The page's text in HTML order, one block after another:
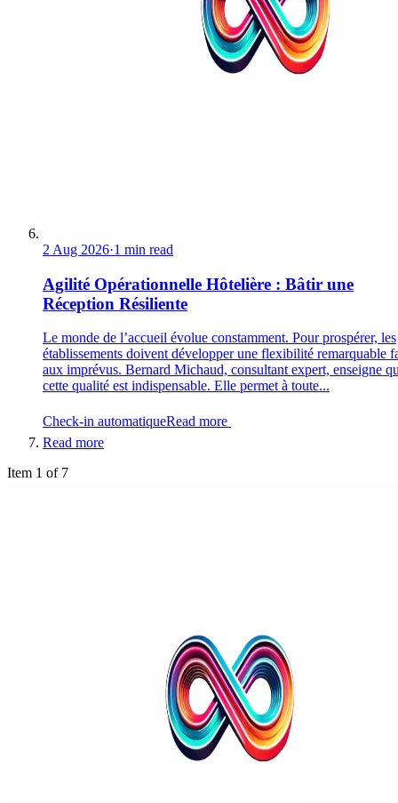
2 Aug 2026·1 min read
Agilité Opérationnelle Hôtelière : Bâtir une
Réception Résiliente
Le monde de l’accueil évolue constamment. Pour prospérer, les
établissements doivent développer une flexibilité remarquable
aux imprévus. Bernard Michaud, consultant expert, enseigne
cette qualité est indispensable. Elle permet à toute...
Check-in automatiqueRead more
Read more
Item 1 of 7